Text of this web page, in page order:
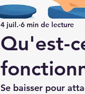
Qu'est-
4 juil. 6 min de lecture
Se baisser pour